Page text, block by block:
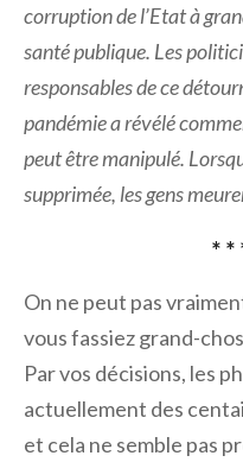
corruption de l’Etat à
santé publique. Les
responsables de ce
pandémie a révélé
peut être manipulé.
supprimée, les gens
* *
On ne peut pas
vous fassiez grand-
Par vos décisions, les
actuellement des
et cela ne semble pas